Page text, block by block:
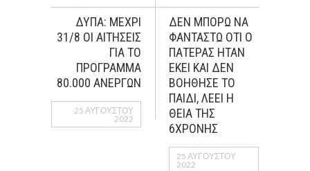
ΔΥΠΑ: ΜΕΧΡΙ
31/8 ΟΙ ΑΙΤΗΣΕΙΣ
ΓΙΑ ΤΟ
ΠΡΟΓΡΑΜΜΑ
80.000 ΑΝΕΡΓΩΝ
25 ΑΥΓΟΎΣΤΟΥ
2022
ΔΕΝ ΜΠΟΡΩ ΝΑ
ΦΑΝΤΑΣΤΩ ΟΤΙ Ο
ΠΑΤΕΡΑΣ ΗΤΑΝ
ΕΚΕΙ ΚΑΙ ΔΕΝ
ΒΟΗΘΗΣΕ ΤΟ
ΠΑΙΔΙ, ΛΕΕΙ Η
ΘΕΙΑ ΤΗΣ
6ΧΡΟΝΗΣ
25 ΑΥΓΟΎΣΤΟΥ
2022